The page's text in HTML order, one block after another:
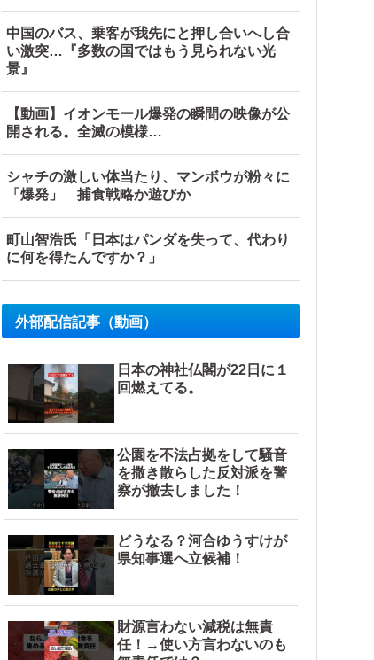
中国のバス、乗客が我先にと押し合いへし合
い激突…『多数の国ではもう見られない光
景』
【動画】イオンモール爆発の瞬間の映像が公
開される。全滅の模様…
シャチの激しい体当たり、マンボウが粉々に
「爆発」 捕食戦略か遊びか
町山智浩氏「日本はパンダを失って、代わり
に何を得たんですか？」
外部配信記事（動画）
日本の神社仏閣が22日に１
回燃えてる。
公園を不法占拠をして騒音
を撒き散らした反対派を警
察が撤去しました！
どうなる？河合ゆうすけが
県知事選へ立候補！
財源言わない減税は無責
任！→使い方言わないのも